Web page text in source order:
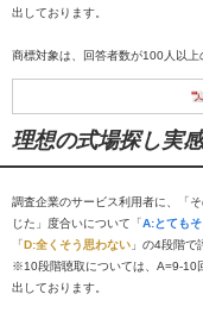
出しております。
商標対象は、回答者数が100人以上
理想の式場探し実
調査企業のサービス利用者に、「
じた」度合いについて「A:とてもそ
「D:全くそう思わない 」の4段階で
※10段階聴取については、A=9-10
出しております。